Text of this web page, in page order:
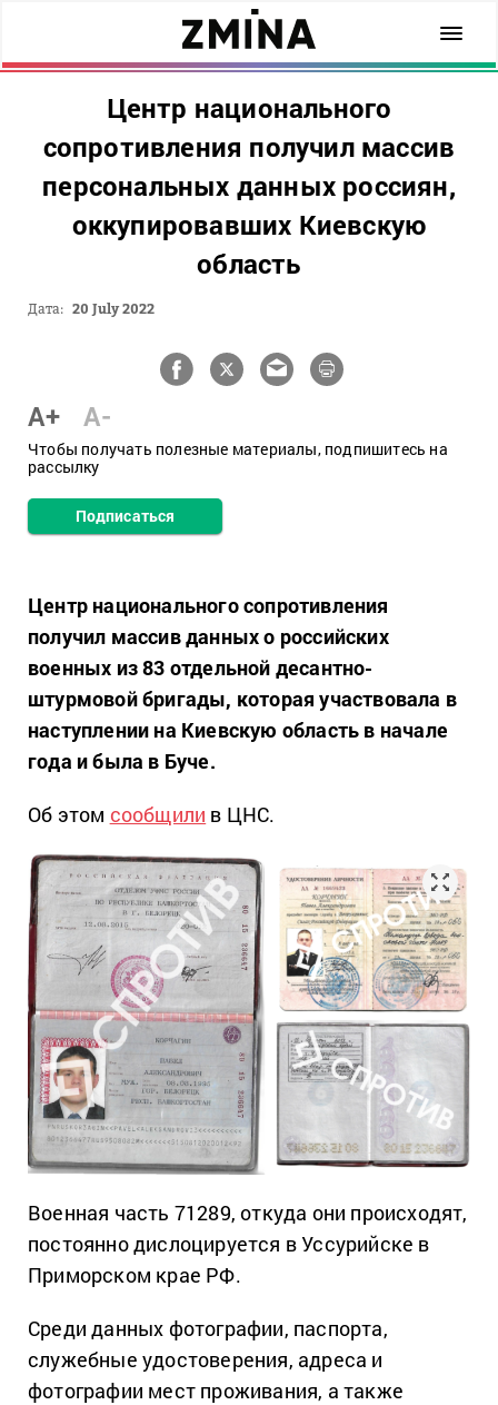
Центр национального
сопротивления получил массив
персональных данных россиян,
оккупировавших Киевскую
область
Дата: 20 July 2022
A+ A-
Чтобы получать полезные материалы, подпишитесь на
рассылку
Подписаться
Центр национального сопротивления
получил массив данных о российских
военных из 83 отдельной десантно-
штурмовой бригады, которая участвовала в
наступлении на Киевскую область в начале
года и была в Буче.
Об этом сообщили в ЦНС.
Военная часть 71289, откуда они происходят,
постоянно дислоцируется в Уссурийске в
Приморском крае РФ.
Среди данных фотографии, паспорта,
служебные удостоверения, адреса и
фотографии мест проживания, а также